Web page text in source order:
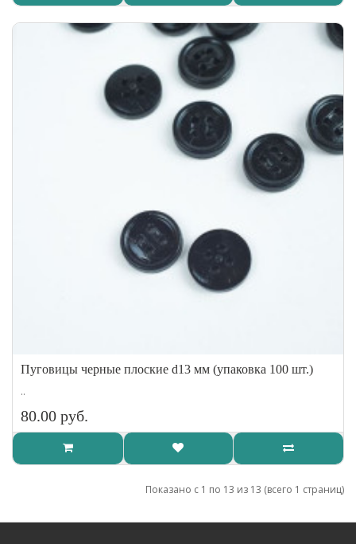
Пуговицы черные плоские d13 мм (упаковка 100 шт.)
..
80.00 руб.
Показано с 1 по 13 из 13 (всего 1 страниц)